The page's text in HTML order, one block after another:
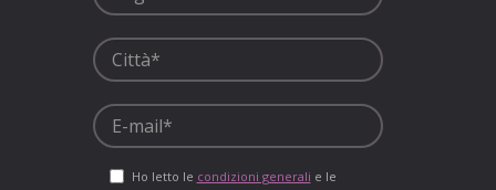
Ho letto le condizioni generali e le